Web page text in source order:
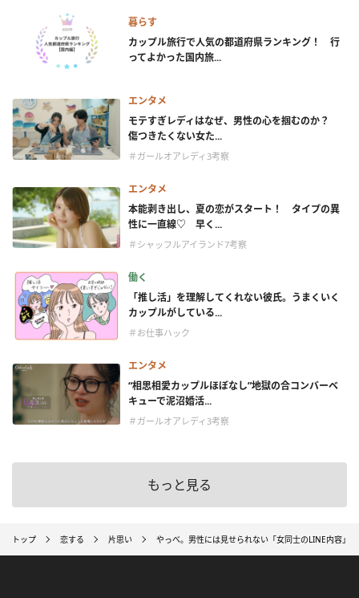
暮らす
カップル旅行で人気の都道府県ランキング！ 行
ってよかった国内旅...
エンタメ
モテすぎレディはなぜ、男性の心を掴むのか？
傷つきたくない女た...
＃ガールオアレディ3考察
エンタメ
本能剥き出し、夏の恋がスタート！ タイプの異
性に一直線♡ 早く...
＃シャッフルアイランド7考察
働く
「推し活」を理解してくれない彼氏。うまくいく
カップルがしている...
＃お仕事ハック
エンタメ
“相思相愛カップルほぼなし”地獄の合コンバーベ
キューで泥沼婚活...
＃ガールオアレディ3考察
もっと見る
トップ 恋する 片思い やっべ。男性には見せられない「女同士のLINE内容」4